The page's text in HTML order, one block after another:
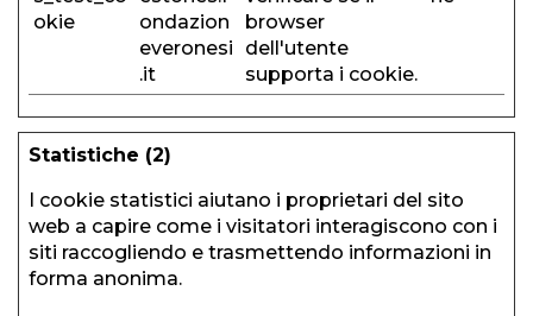
okie
ondazion
everonesi
.it
browser
dell'utente
supporta i cookie.
Statistiche (2)
I cookie statistici aiutano i proprietari del sito
web a capire come i visitatori interagiscono con i
siti raccogliendo e trasmettendo informazioni in
forma anonima.